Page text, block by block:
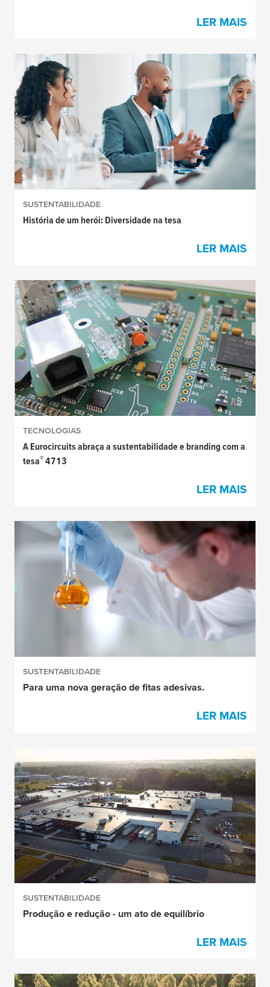
LER MAIS
SUSTENTABILIDADE
História de um herói: Diversidade na tesa
LER MAIS
TECNOLOGIAS
A Eurocircuits abraça a sustentabilidade e branding com a
tesa® 4713
LER MAIS
SUSTENTABILIDADE
Para uma nova geração de fitas adesivas.
LER MAIS
SUSTENTABILIDADE
Produção e redução - um ato de equilíbrio
LER MAIS